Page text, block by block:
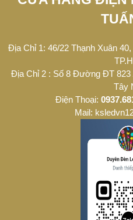
Địa Chỉ 1: 46/22 Thạnh Xuân
Địa Chỉ 2 : Số 8 Đường ĐT 823
Tây
Điện Thoại:
Mail: